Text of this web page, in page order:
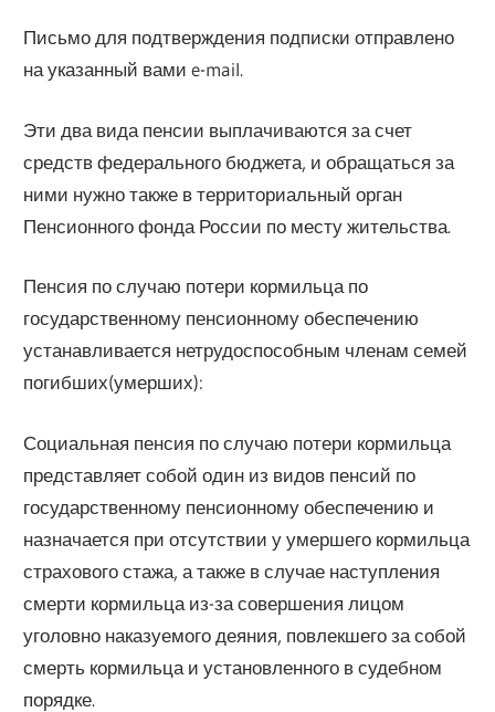
Письмо для подтверждения подписки отправлено
на указанный вами e-mail.
Эти два вида пенсии выплачиваются за счет
средств федерального бюджета, и обращаться за
ними нужно также в территориальный орган
Пенсионного фонда России по месту жительства.
Пенсия по случаю потери кормильца по
государственному пенсионному обеспечению
устанавливается нетрудоспособным членам семей
погибших(умерших):
Социальная пенсия по случаю потери кормильца
представляет собой один из видов пенсий по
государственному пенсионному обеспечению и
назначается при отсутствии у умершего кормильца
страхового стажа, а также в случае наступления
смерти кормильца из-за совершения лицом
уголовно наказуемого деяния, повлекшего за собой
смерть кормильца и установленного в судебном
порядке.